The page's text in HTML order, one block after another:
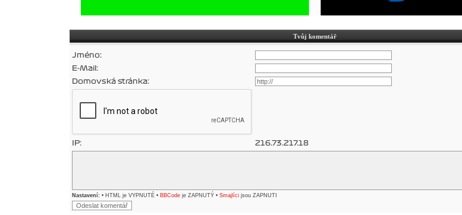
Tvůj komentář
Jméno:
E-Mail:
Domovská stránka:
IP: 216.73.217.18
Nastavení: • HTML je VYPNUTÉ • BBCode je ZAPNUTÝ • Smajlíci jsou ZAPNUTI